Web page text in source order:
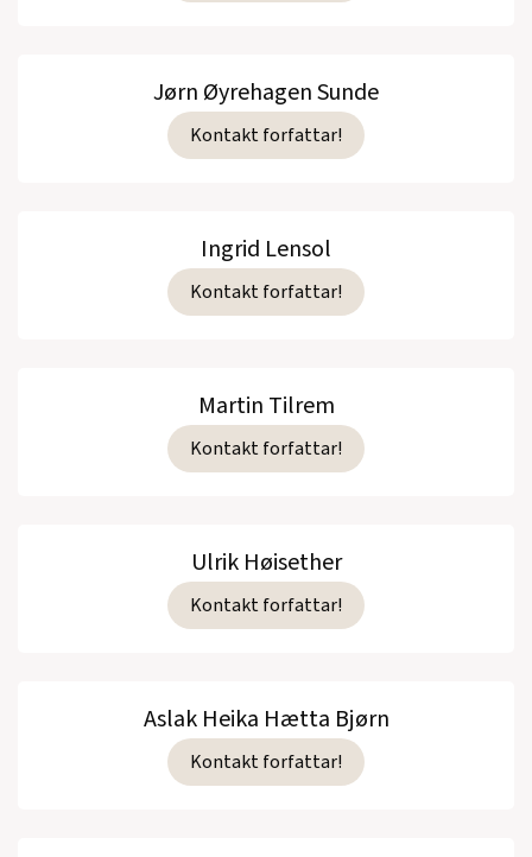
Jørn Øyrehagen Sunde
Kontakt forfattar!
Ingrid Lensol
Kontakt forfattar!
Martin Tilrem
Kontakt forfattar!
Ulrik Høisether
Kontakt forfattar!
Aslak Heika Hætta Bjørn
Kontakt forfattar!